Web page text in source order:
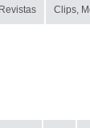
Clips,